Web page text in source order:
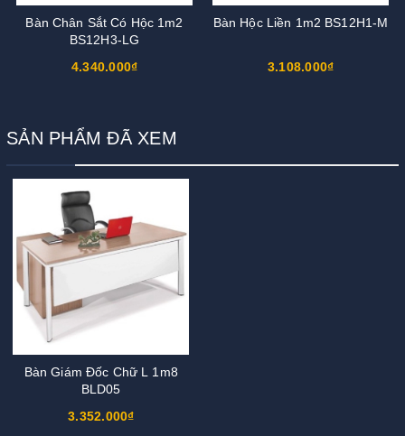
Bàn Chân Sắt Có Hộc 1m2
BS12H3-LG
4.340.000₫
Bàn Hộc Liền 1m2 BS12H1-M
3.108.000₫
SẢN PHẨM ĐÃ XEM
Bàn Giám Đốc Chữ L 1m8
BLD05
3.352.000₫